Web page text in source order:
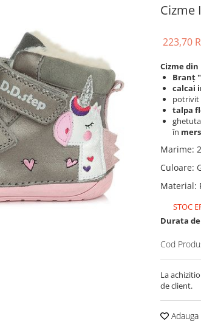
Cizme
223,70
Cizme
Branț
calcai
potrivit
talpa
în
Marime:
Culoare:
Material:
STOC
Durata
Cod
La
de client.